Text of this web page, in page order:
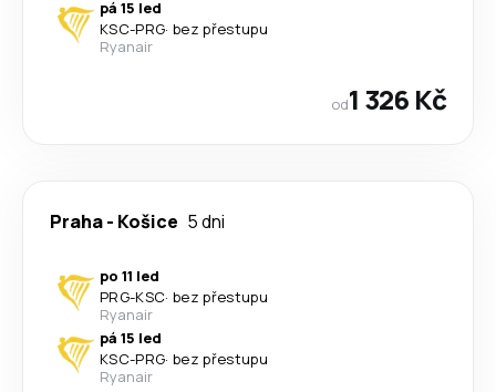
pá 15 led
KSC-PRG· bez přestupu
Ryanair
od1 326 Kč
Praha- Košice 5 dni
po 11 led
PRG-KSC· bez přestupu
Ryanair
pá 15 led
KSC-PRG· bez přestupu
Ryanair